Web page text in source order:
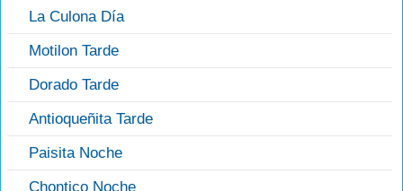
La Culona Día
Motilon Tarde
Dorado Tarde
Antioqueñita Tarde
Paisita Noche
Chontico Noche